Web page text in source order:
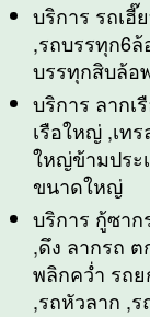
บริการ รถเฮี๊
,รถบรรทุก6
บรรทุกสิบล้อ
บริการ ลากเ
เรือใหญ่ ,เท
ใหญ่ข้ามประ
ขนาดใหญ่
บริการ กู้ซาก
,ดึง ลากรถ ต
พลิกคว่ำ รถย
,รถหัวลาก ,ร